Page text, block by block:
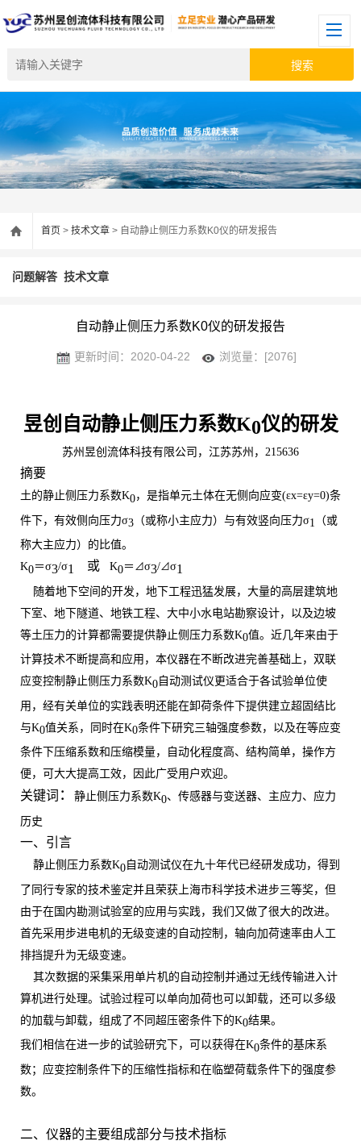
首页 > 技术文章 > 自动静止侧压力系数K0仪的研发报告
问题解答 技术文章
自动静止侧压力系数K0仪的研发报告
更新时间：2020-04-22 浏览量：[2076]
昱创自动静止侧压力系数K0仪的研发
苏州昱创流体科技有限公司，江苏苏州， 215636
摘要
土的静止侧压力系数K0，是指单元土体在无侧向应变(εx=εy=0)条
件下，有效侧向压力σ3 （或称小主应力）与有效竖向压力σ1 （或
称大主应力）的比值。
K0＝σ3/σ1 或 K0＝ ⊿σ3/⊿σ1
随着地下空间的开发，地下工程迅猛发展，大量的高层建筑地
下室、地下隧道、地铁工程、大中小水电站勘察设计，以及边坡
等土压力的计算都需要提供静止侧压力系数K0值。近几年来由于
计算技术不断提高和应用，本仪器在不断改进完善基础上，双联
应变控制静止侧压力系数K0 自动测试仪更适合于各试验单位使
用，经有关单位的实践表明还能在卸荷条件下提供建立超固结比
与K0值关系，同时在K0条件下研究三轴强度参数，以及在等应变
条件下压缩系数和压缩模量，自动化程度高、结构简单，操作方
便，可大大提高工效，因此广受用户欢迎。
关键词 ： 静止侧压力系数K0、传感器与变送器、主应力、应力
历史
一、引言
静止侧压力系数K0 自动测试仪在九十年代已经研发成功， 得到
了同行专家的技术鉴定并且荣获上海市科学技术进步三等奖，但
由于在国内勘测试验室的应用与实践，我们又做了很大的改进。
首先采用步进电机的无级变速的自动控制，轴向加荷速率由人工
排挡提升为无级变速。
其次数据的采集采用单片机的自动控制并通过无线传输进入计
算机进行处理。试验过程可以单向加荷也可以卸载，还可以多级
的加载与卸载，组成了不同超压密条件下的K0结果。
我们相信在进一步的试验研究下，可以获得在K0条件的基床系
数；应变控制条件下的压缩性指标和在临塑荷载条件下的强度参
数。
二、仪器的主要组成部分与技术指标